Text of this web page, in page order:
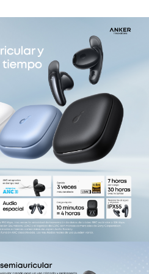
micrófonos y IA:el
reducción de ruido
de 4 micrófonos para
precisión tu voz del
garantiza que tus
tan claras y fluidas como
a cara.
Modo estándar:
con una sola
horas con el estuche de
de hasta 6 horas
sola carga y hasta 27
carga.